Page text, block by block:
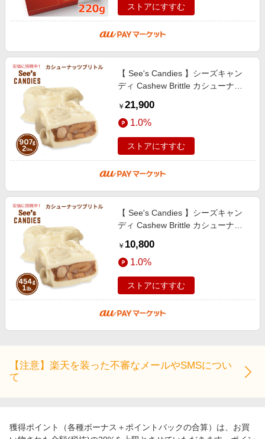
ストアにすすむ
【 See's Candies 】シーズキャン
ディ Cashew Brittle カシューナッ
￥ 21,900
1.0%
ストアにすすむ
【 See's Candies 】シーズキャン
ディ Cashew Brittle カシューナッ
￥ 10,800
1.0%
ストアにすすむ
【注意】楽天を装った不審なメールやSMSについ
て
獲得ポイント（各種ボーナス＋ポイントバックの合算）は、お買